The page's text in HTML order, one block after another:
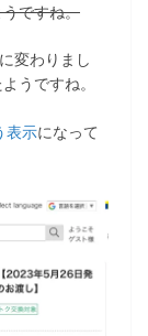
ですね。
変わりまし
うですね。
表示になって